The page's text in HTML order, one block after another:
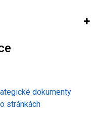
a šikana
dokumenty
stránkách